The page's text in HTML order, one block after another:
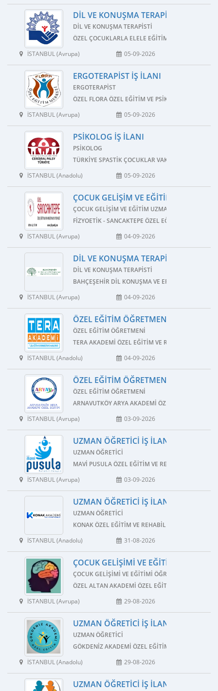
DIL VE KONUŞMA TERAPISTI İŞ İLANI
DIL VE KONUŞMA TERAPISTI
ÖZEL ÇOCUKLARLA ELELE EĞITIM VE
İSTANBUL (Avrupa)
05-09-2026
ERGOTERAPIST İŞ İLANI
ERGOTERAPIST
ÖZEL FLORA ÖZEL EĞITIM VE PSIKOLOJIK
İSTANBUL (Avrupa)
05-09-2026
PSIKOLOG İŞ İLANI
PSIKOLOG
TÜRKIYE SPASTIK ÇOCUKLAR VAKFI
İSTANBUL (Anadolu)
05-09-2026
ÇOCUK GELIŞIM VE EĞITIM UZMANI
ÇOCUK GELIŞIM VE EĞITIM UZMANI
FIZYOETIK - SANCAKTEPE ÖZEL EĞITIM VE
İSTANBUL (Avrupa)
04-09-2026
DIL VE KONUŞMA TERAPISTI İŞ İLANI
DIL VE KONUŞMA TERAPISTI
BAHÇEŞEHIR DIL KONUŞMA VE ERGOTERAPI
İSTANBUL (Avrupa)
04-09-2026
ÖZEL EĞITIM ÖĞRETMENI İŞ İLANI
ÖZEL EĞITIM ÖĞRETMENI
TERA AKADEMI ÖZEL EĞITIM VE REHABILITASYON
İSTANBUL (Anadolu)
04-09-2026
ÖZEL EĞITIM ÖĞRETMENI İŞ İLANI
ÖZEL EĞITIM ÖĞRETMENI
ARNAVUTKÖY ARYA AKADEMI ÖZEL EĞITIM VE
İSTANBUL (Avrupa)
03-09-2026
UZMAN ÖĞRETICI İŞ İLANI
UZMAN ÖĞRETICI
MAVI PUSULA ÖZEL EĞITIM VE REHABILITASYON
İSTANBUL (Avrupa)
03-09-2026
UZMAN ÖĞRETICI İŞ İLANI
UZMAN ÖĞRETICI
KONAK ÖZEL EĞITIM VE REHABILITASYON MERKEZI
İSTANBUL (Anadolu)
31-08-2026
ÇOCUK GELIŞIMI VE EĞITIMI
ÇOCUK GELIŞIMI VE EĞITIMI ÖĞRETMENI
ÖZEL ALTAN AKADEMI ÖZEL EĞITIM VE
İSTANBUL (Avrupa)
29-08-2026
UZMAN ÖĞRETICI İŞ İLANI
UZMAN ÖĞRETICI
GÖKDENIZ AKADEMI ÖZEL EĞITIM VE
İSTANBUL (Anadolu)
29-08-2026
UZMAN ÖĞRETICI İŞ İLANI